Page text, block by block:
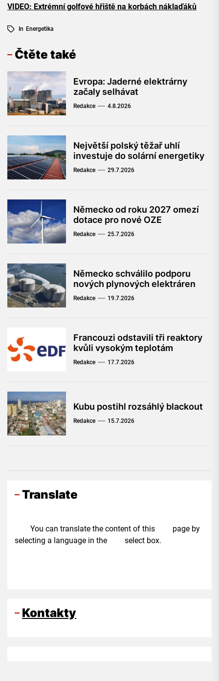
VIDEO: Extrémní golfové hřiště na korbách náklaďáků
In Energetika
Čtěte také
Evropa: Jaderné elektrárny
začaly selhávat
Redakce 4.8.2026
Největší polský těžař uhlí
investuje do solární energetiky
Redakce 29.7.2026
Německo od roku 2027 omezí
dotace pro nové OZE
Redakce 25.7.2026
Německo schválilo podporu
nových plynových elektráren
Redakce 19.7.2026
Francouzi odstavili tři reaktory
kvůli vysokým teplotám
Redakce 17.7.2026
Kubu postihl rozsáhlý blackout
Redakce 15.7.2026
Translate
You can translate the content of this page by
selecting a language in the select box.
Kontakty